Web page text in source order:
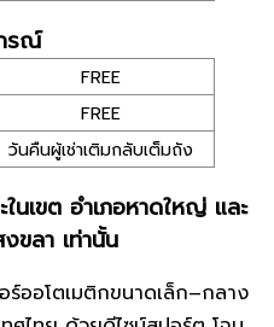
รณ์
FREE
FREE
วันคืนผู้เช่าเติมกลับเต็มถัง
นเขต อำเภอหาดใหญ่ และ
ขลา เท่านั้น
ออโตเมติกขนาดเล็ก–กลาง